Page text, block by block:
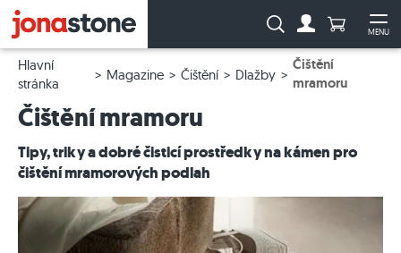
MENU
Vyhledávání:Počet
Hlavní
stránka
Magazine Čištění Dlažby
Čištění
mramoru
Čištění mramoru
Tipy, triky a dobré čisticí prostředky na kámen pro
čištění mramorových podlah